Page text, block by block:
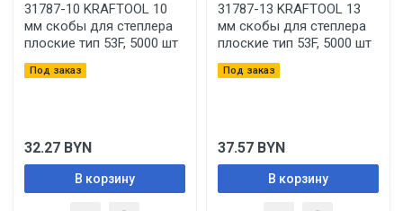
31787-10 KRAFTOOL 10
мм скобы для степлера
плоские тип 53F, 5000 шт
Под заказ
32.27 BYN
В корзину
31787-13 KRAFTOOL 13
мм скобы для степлера
плоские тип 53F, 5000 шт
Под заказ
37.57 BYN
В корзину